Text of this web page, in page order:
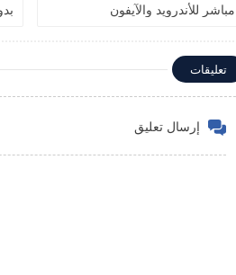
مباشر للأندرويد والآيفون
تعليقات
إرسال تعليق